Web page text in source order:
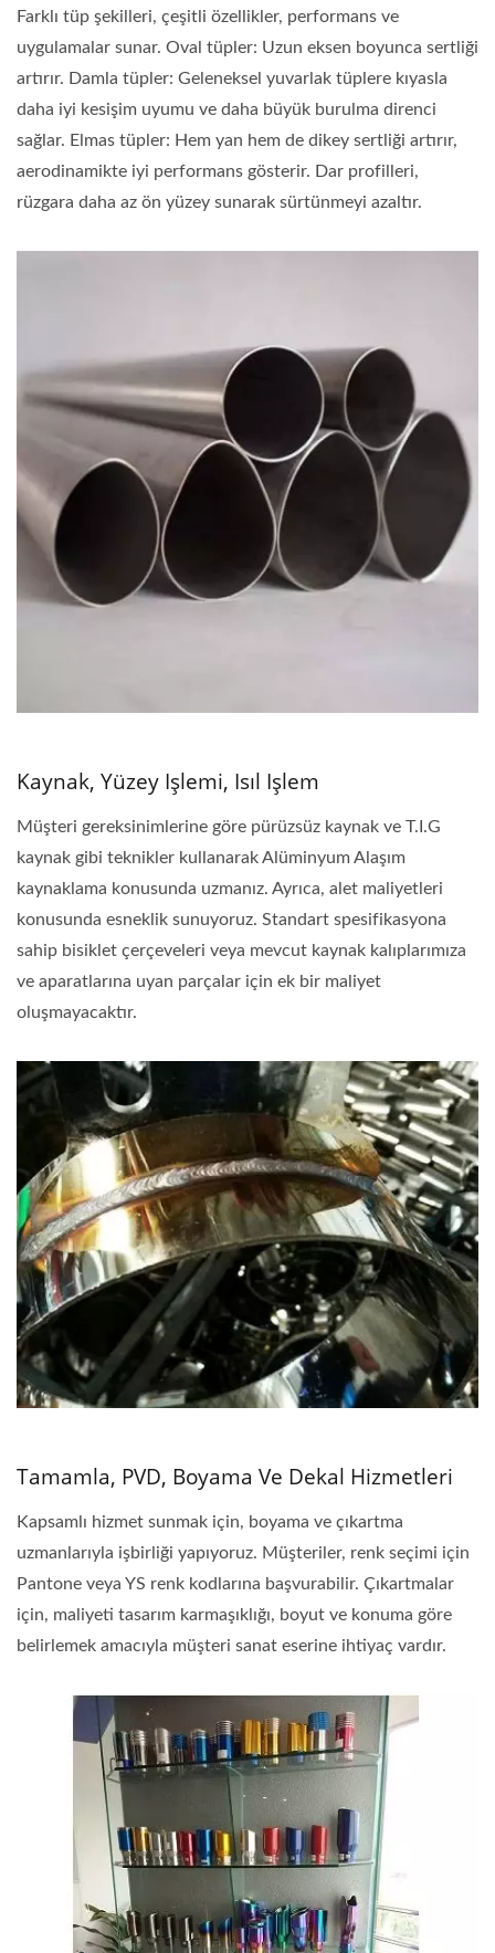
Farklı tüp şekilleri, çeşitli özellikler, performans ve
uygulamalar sunar. Oval tüpler: Uzun eksen boyunca sertliği
artırır. Damla tüpler: Geleneksel yuvarlak tüplere kıyasla
daha iyi kesişim uyumu ve daha büyük burulma direnci
sağlar. Elmas tüpler: Hem yan hem de dikey sertliği artırır,
aerodinamikte iyi performans gösterir. Dar profilleri,
rüzgara daha az ön yüzey sunarak sürtünmeyi azaltır.
Kaynak, Yüzey Işlemi, Isıl Işlem
Müşteri gereksinimlerine göre pürüzsüz kaynak ve T.I.G
kaynak gibi teknikler kullanarak Alüminyum Alaşım
kaynaklama konusunda uzmanız. Ayrıca, alet maliyetleri
konusunda esneklik sunuyoruz. Standart spesifikasyona
sahip bisiklet çerçeveleri veya mevcut kaynak kalıplarımıza
ve aparatlarına uyan parçalar için ek bir maliyet
oluşmayacaktır.
Tamamla, PVD, Boyama Ve Dekal Hizmetleri
Kapsamlı hizmet sunmak için, boyama ve çıkartma
uzmanlarıyla işbirliği yapıyoruz. Müşteriler, renk seçimi için
Pantone veya YS renk kodlarına başvurabilir. Çıkartmalar
için, maliyeti tasarım karmaşıklığı, boyut ve konuma göre
belirlemek amacıyla müşteri sanat eserine ihtiyaç vardır.